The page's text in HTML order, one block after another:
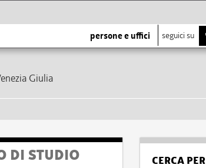
persone e uffici seguici su
Giulia
DI STUDIO CERCA PER